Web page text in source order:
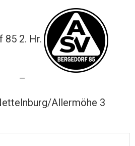
85 2. Hr.
—
Allermöhe 3